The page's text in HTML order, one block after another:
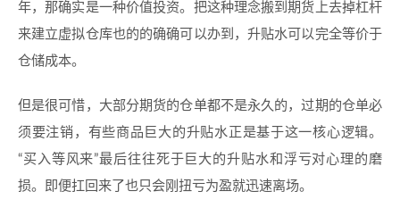
年，那确实是一种价值投资。把这种理念搬到期货上去掉杠杆
来建立虚拟仓库也的的确确可以办到，升贴水可以完全等价于
仓储成本。
但是很可惜，大部分期货的仓单都不是永久的，过期的仓单必
须要注销，有些商品巨大的升贴水正是基于这一核心逻辑。
“买入等风来”最后往往死于巨大的升贴水和浮亏对心理的磨
损。即便扛回来了也只会刚扭亏为盈就迅速离场。